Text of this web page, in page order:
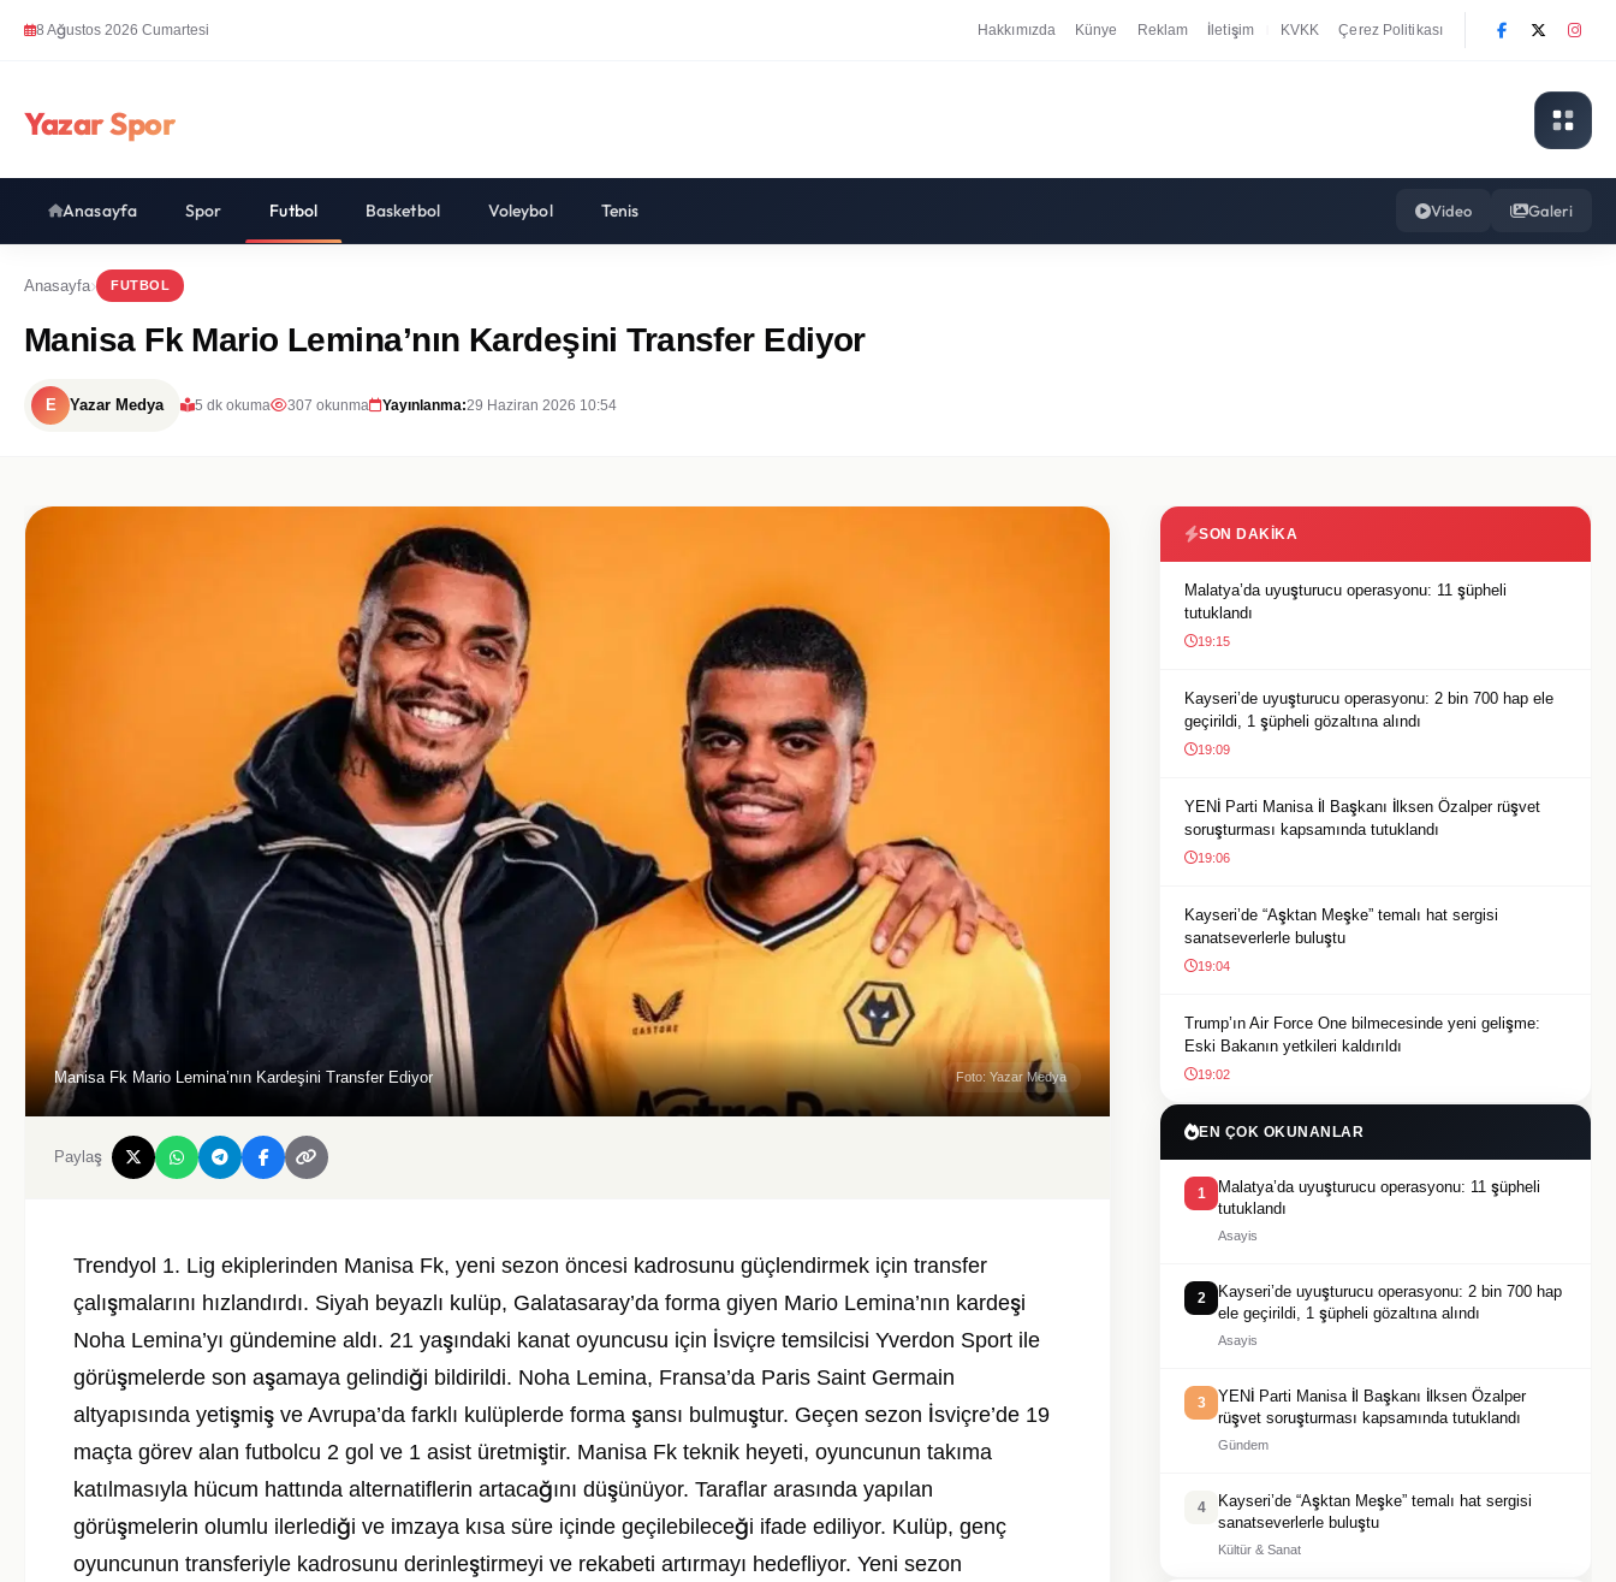
8 Ağustos 2026 Cumartesi Hakkımızda Künye Reklam İletişim KVKK Çerez Politikası
Yazar Spor
Anasayfa Spor Futbol Basketbol Voleybol Tenis Video Galeri
Anasayfa FUTBOL
Manisa Fk Mario Lemina’nın Kardeşini Transfer Ediyor
E Yazar Medya 5 dk okuma 307 okunma Yayınlanma:29 Haziran 2026 10:54
Manisa Fk Mario Lemina’nın Kardeşini Transfer Ediyor Foto: Yazar Medya
Paylaş
Trendyol 1. Lig ekiplerinden Manisa Fk, yeni sezon öncesi kadrosunu güçlendirmek için transfer
çalışmalarını hızlandırdı. Siyah beyazlı kulüp, Galatasaray’da forma giyen Mario Lemina’nın kardeşi
Noha Lemina’yı gündemine aldı. 21 yaşındaki kanat oyuncusu için İsviçre temsilcisi Yverdon Sport ile
görüşmelerde son aşamaya gelindiği bildirildi. Noha Lemina, Fransa’da Paris Saint Germain
altyapısında yetişmiş ve Avrupa’da farklı kulüplerde forma şansı bulmuştur. Geçen sezon İsviçre’de 19
maçta görev alan futbolcu 2 gol ve 1 asist üretmiştir. Manisa Fk teknik heyeti, oyuncunun takıma
katılmasıyla hücum hattında alternatiflerin artacağını düşünüyor. Taraflar arasında yapılan
görüşmelerin olumlu ilerlediği ve imzaya kısa süre içinde geçilebileceği ifade ediliyor. Kulüp, genç
oyuncunun transferiyle kadrosunu derinleştirmeyi ve rekabeti artırmayı hedefliyor. Yeni sezon
SON DAKIKA
Malatya’da uyuşturucu operasyonu: 11 şüpheli
tutuklandı
19:15
Kayseri’de uyuşturucu operasyonu: 2 bin 700 hap ele
geçirildi, 1 şüpheli gözaltına alındı
19:09
YENİ Parti Manisa İl Başkanı İlksen Özalper rüşvet
soruşturması kapsamında tutuklandı
19:06
Kayseri’de “Aşktan Meşke” temalı hat sergisi
sanatseverlerle buluştu
19:04
Trump’ın Air Force One bilmecesinde yeni gelişme:
Eski Bakanın yetkileri kaldırıldı
19:02
EN ÇOK OKUNANLAR
1
Malatya’da uyuşturucu operasyonu: 11 şüpheli
tutuklandı
Asayis
2
Kayseri’de uyuşturucu operasyonu: 2 bin 700 hap
ele geçirildi, 1 şüpheli gözaltına alındı
Asayis
3
YENİ Parti Manisa İl Başkanı İlksen Özalper
rüşvet soruşturması kapsamında tutuklandı
Gündem
4
Kayseri’de “Aşktan Meşke” temalı hat sergisi
sanatseverlerle buluştu
Kültür & Sanat